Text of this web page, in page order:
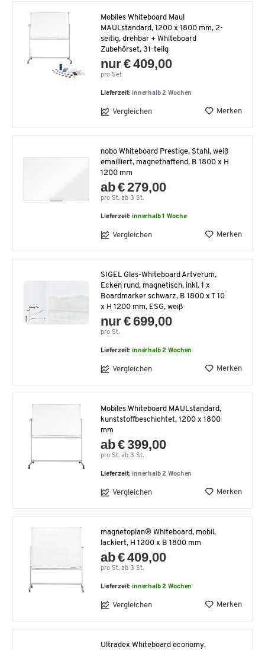
Mobiles Whiteboard Maul
MAULstandard, 1200 x 1800 mm, 2-
seitig, drehbar + Whiteboard
Zubehörset, 31-teilg
nur € 409,00
pro Set
Lieferzeit: innerhalb 2 Wochen
Vergleichen Merken
nobo Whiteboard Prestige, Stahl, weiß
emailliert, magnethaftend, B 1800 x H
1200 mm
ab € 279,00
pro St. ab 3 St.
Lieferzeit:innerhalb 1 Woche
Vergleichen Merken
SIGEL Glas-Whiteboard Artverum,
Ecken rund, magnetisch, inkl. 1 x
Boardmarker schwarz, B 1800 x T 10
x H 1200 mm, ESG, weiß
nur € 699,00
pro St.
Lieferzeit:innerhalb 2 Wochen
Vergleichen Merken
Mobiles Whiteboard MAULstandard,
kunststoffbeschichtet, 1200 x 1800
mm
ab € 399,00
pro St. ab 3 St.
Lieferzeit: innerhalb 2 Wochen
Vergleichen Merken
magnetoplan® Whiteboard, mobil,
lackiert, H 1200 x B 1800 mm
ab € 409,00
pro St. ab 3 St.
Lieferzeit:innerhalb 2 Wochen
Vergleichen Merken
Ultradex Whiteboard economy,